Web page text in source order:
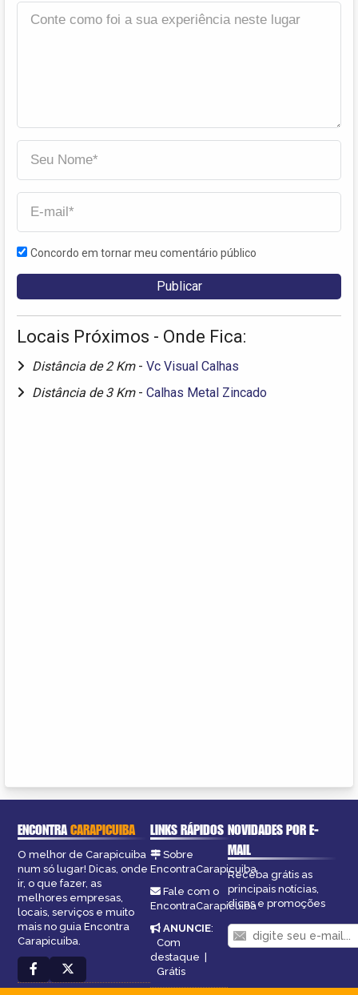
Concordo em tornar meu comentário público
Locais Próximos - Onde Fica:
Distância de 2 Km - Vc Visual Calhas
Distância de 3 Km - Calhas Metal Zincado
ENCONTRACARAPICUIBA
O melhor de Carapicuiba
num só lugar! Dicas, onde
ir, o que fazer, as
melhores empresas,
locais, serviços e muito
mais no guia Encontra
Carapicuiba.
LINKS RÁPIDOS
Sobre
EncontraCarapicuiba
Fale com o
EncontraCarapicuiba
ANUNCIE:
Com
destaque |
Grátis
NOVIDADES POR E-
MAIL
Receba grátis as
principais notícias,
dicas e promoções